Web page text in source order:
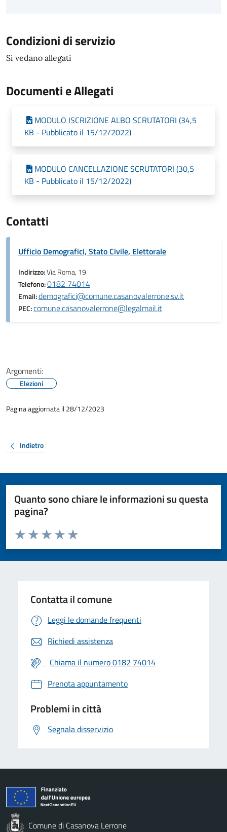
Condizioni di servizio
Si vedano allegati
Documenti e Allegati
MODULO ISCRIZIONE ALBO SCRUTATORI (34,5
KB - Pubblicato il 15/12/2022)
MODULO CANCELLAZIONE SCRUTATORI (30,5
KB - Pubblicato il 15/12/2022)
Contatti
Ufficio Demografici, Stato Civile, Elettorale
Indirizzo:Via Roma, 19
Telefono:0182 74014
Email:demografici@comune.casanovalerrone.sv.it
PEC:comune.casanovalerrone@legalmail.it
Argomenti:
Elezioni
Pagina aggiornata il 28/12/2023
Indietro
Quanto sono chiare le informazioni su questa
pagina?
Valuta da 1 a 5 stelle la pagina
Valuta 5 stelle su 5
Valuta 4 stelle su 5
Valuta 3 stelle su 5
Valuta 2 stelle su 5
Valuta 1 stelle su 5
Contatta il comune
Leggi le domande frequenti
Richiedi assistenza
Chiama il numero 0182 74014
Prenota appuntamento
Problemi in città
Segnala disservizio
Comune di Casanova Lerrone